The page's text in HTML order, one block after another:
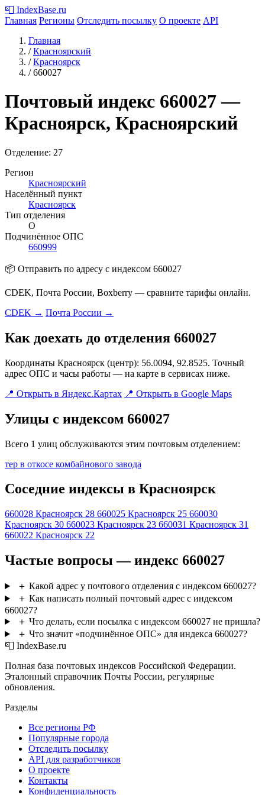
📮 IndexBase.ru
Главная Регионы Отследить посылку О проекте API
Главная
/ Красноярский
/ Красноярск
/ 660027
Почтовый индекс 660027 —
Красноярск, Красноярский
Отделение: 27
Регион
Красноярский
Населённый пункт
Красноярск
Тип отделения
О
Подчинённое ОПС
660999
📦 Отправить по адресу с индексом 660027
CDEK, Почта России, Boxberry — сравните тарифы онлайн.
CDEK → Почта России →
Как доехать до отделения 660027
Координаты Красноярск (центр): 56.0094, 92.8525. Точный
адрес ОПС и часы работы — на карте в сервисах ниже.
📍 Открыть в Яндекс.Картах 📍 Открыть в Google Maps
Улицы с индексом 660027
Всего 1 улиц обслуживаются этим почтовым отделением:
тер в откосе комбайнового завода
Соседние индексы в Красноярск
660028 Красноярск 28 660025 Красноярск 25 660030
Красноярск 30 660023 Красноярск 23 660031 Красноярск 31
660022 Красноярск 22
Частые вопросы — индекс 660027
＋ Какой адрес у почтового отделения с индексом 660027?
＋ Как написать полный почтовый адрес с индексом
660027?
＋ Что делать, если посылка с индексом 660027 не пришла?
＋ Что значит «подчинённое ОПС» для индекса 660027?
📮 IndexBase.ru
Полная база почтовых индексов Российской Федерации.
Эталонный справочник Почты России, регулярные
обновления.
Разделы
Все регионы РФ
Популярные города
Отследить посылку
API для разработчиков
О проекте
Контакты
Конфиденциальность